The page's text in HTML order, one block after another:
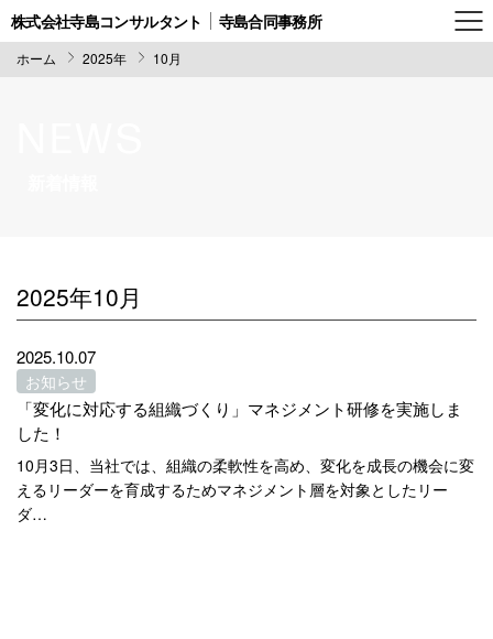
株式会社寺島コンサルタント 寺島合同事務所
ホーム 2025年 10月
2025年10月
2025.10.07
お知らせ
「変化に対応する組織づくり」マネジメント研修を実施しま
した！
10月3日、当社では、組織の柔軟性を高め、変化を成長の機会に変
えるリーダーを育成するためマネジメント層を対象としたリー
ダ…